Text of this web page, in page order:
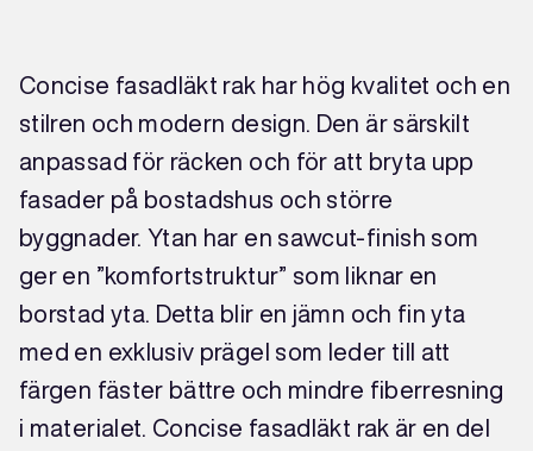
Concise fasadläkt rak har hög kvalitet och en
stilren och modern design. Den är särskilt
anpassad för räcken och för att bryta upp
fasader på bostadshus och större
byggnader. Ytan har en sawcut-finish som
ger en ”komfortstruktur” som liknar en
borstad yta. Detta blir en jämn och fin yta
med en exklusiv prägel som leder till att
färgen fäster bättre och mindre fiberresning
i materialet. Concise fasadläkt rak är en del